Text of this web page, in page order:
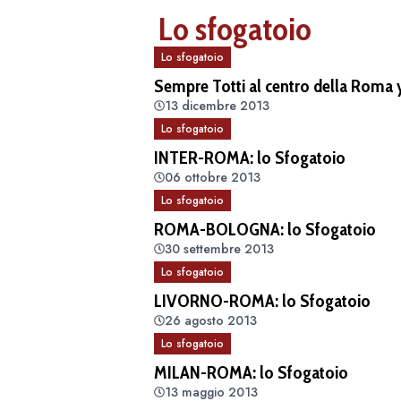
Lo sfogatoio
Lo sfogatoio
Sempre Totti al centro della Roma
13 dicembre 2013
Lo sfogatoio
INTER-ROMA: lo Sfogatoio
06 ottobre 2013
Lo sfogatoio
ROMA-BOLOGNA: lo Sfogatoio
30 settembre 2013
Lo sfogatoio
LIVORNO-ROMA: lo Sfogatoio
26 agosto 2013
Lo sfogatoio
MILAN-ROMA: lo Sfogatoio
13 maggio 2013